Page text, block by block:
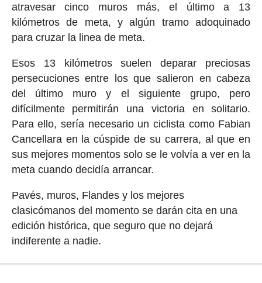
atravesar cinco muros más, el último a 13
kilómetros de meta, y algún tramo adoquinado
para cruzar la linea de meta.
Esos 13 kilómetros suelen deparar preciosas
persecuciones entre los que salieron en cabeza
del último muro y el siguiente grupo, pero
difícilmente permitirán una victoria en solitario.
Para ello, sería necesario un ciclista como Fabian
Cancellara en la cúspide de su carrera, al que en
sus mejores momentos solo se le volvía a ver en la
meta cuando decidía arrancar.
Pavés, muros, Flandes y los mejores
clasicómanos del momento se darán cita en una
edición histórica, que seguro que no dejará
indiferente a nadie.